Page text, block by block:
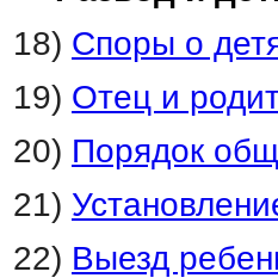
18) Споры о
19) Отец и
20) Порядок
21)
22) Выезд